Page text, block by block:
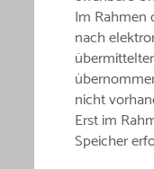
Im Rahmen
nach
nicht
Erst im
Speicher